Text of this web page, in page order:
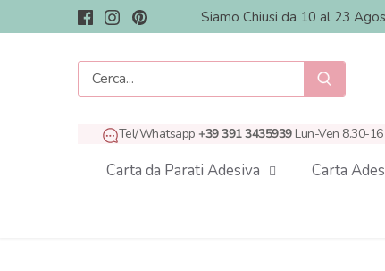
al
Siamo Chiusi da 10 al 23
Tel/Whatsapp +39 391 3435939Lun-Ven 8.30-16
Carta da Parati Adesiva Carta